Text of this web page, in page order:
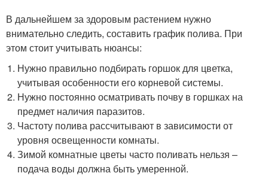
В дальнейшем за здоровым растением нужно
внимательно следить, составить график полива. При
этом стоит учитывать нюансы:
Нужно правильно подбирать горшок для цветка,
учитывая особенности его корневой системы.
Нужно постоянно осматривать почву в горшках на
предмет наличия паразитов.
Частоту полива рассчитывают в зависимости от
уровня освещенности комнаты.
Зимой комнатные цветы часто поливать нельзя –
подача воды должна быть умеренной.